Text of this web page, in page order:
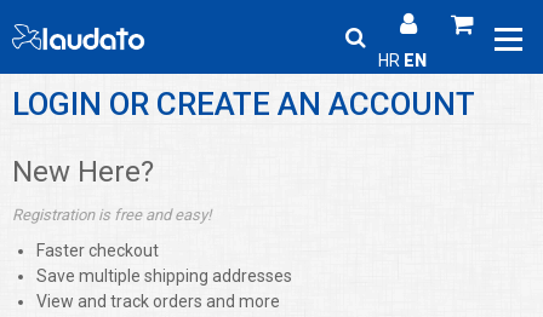
HR EN
LOGIN OR CREATE AN ACCOUNT
New Here?
Registration is free and easy!
Faster checkout
Save multiple shipping addresses
View and track orders and more